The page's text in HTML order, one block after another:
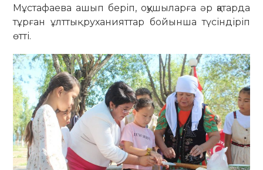
Мұстафаева ашып беріп, оқушыларға әр қатарда
тұрған ұлттық руханияттар бойынша түсіндіріп
өтті.